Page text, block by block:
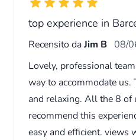
top experience in
Recensito daJim B 08/
Lovely, professional
way to accommodate
and relaxing. All the 8
recommend this
easy and efficient. views